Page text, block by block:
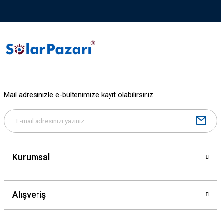
Mail adresinizle e-bültenimize kayıt olabilirsiniz.
Kurumsal
Alışveriş